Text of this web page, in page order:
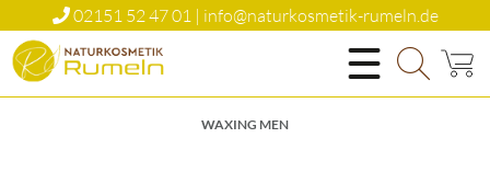
02151 52 47 01 | info@naturkosmetik-rumeln.de
Natürlich Schön
WAXING MEN